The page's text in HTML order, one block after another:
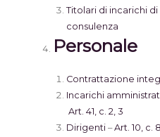
Titolari di incarichi
consulenza
Personale
Contrattazione
Incarichi
Art. 41, c. 2, 3
Dirigenti–Art. 10, c.